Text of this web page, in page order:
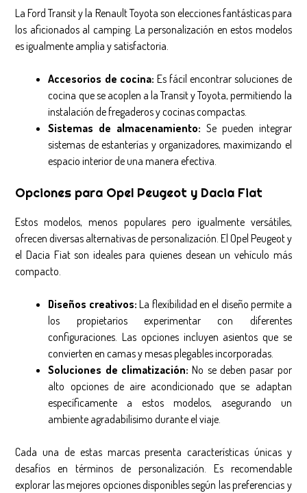
La Ford Transit y la Renault Toyota son elecciones fantásticas para
los aficionados al camping. La personalización en estos modelos
es igualmente amplia y satisfactoria.
Accesorios de cocina: Es fácil encontrar soluciones de
cocina que se acoplen a la Transit y Toyota, permitiendo la
instalación de fregaderos y cocinas compactas.
Sistemas de almacenamiento: Se pueden integrar
sistemas de estanterías y organizadores, maximizando el
espacio interior de una manera efectiva.
Opciones para Opel Peugeot y Dacia Fiat
Estos modelos, menos populares pero igualmente versátiles,
ofrecen diversas alternativas de personalización. El Opel Peugeot y
el Dacia Fiat son ideales para quienes desean un vehículo más
compacto.
Diseños creativos: La flexibilidad en el diseño permite a
los propietarios experimentar con diferentes
configuraciones. Las opciones incluyen asientos que se
convierten en camas y mesas plegables incorporadas.
Soluciones de climatización: No se deben pasar por
alto opciones de aire acondicionado que se adaptan
específicamente a estos modelos, asegurando un
ambiente agradabilísimo durante el viaje.
Cada una de estas marcas presenta características únicas y
desafíos en términos de personalización. Es recomendable
explorar las mejores opciones disponibles según las preferencias y